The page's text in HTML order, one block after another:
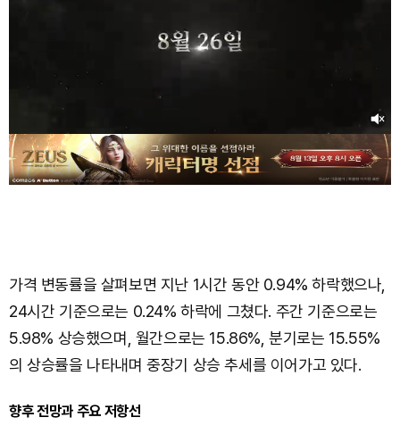
가격 변동률을 살펴보면 지난 1시간 동안 0.94% 하락했으나,
24시간 기준으로는 0.24% 하락에 그쳤다. 주간 기준으로는
5.98% 상승했으며, 월간으로는 15.86%, 분기로는 15.55%
의 상승률을 나타내며 중장기 상승 추세를 이어가고 있다.
향후 전망과 주요 저항선